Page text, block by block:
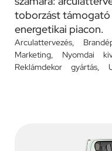
toborzást támogató
energetikai piacon.
Arculattervezés,
Marketing, Nyomdai
Reklámdekor gyártás,